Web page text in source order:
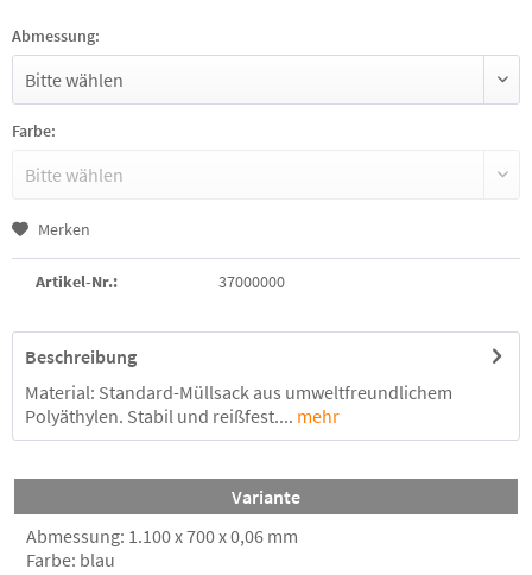
Abmessung:
Farbe:
Merken
Artikel-Nr.: 37000000
Beschreibung
Material: Standard-Müllsack aus umweltfreundlichem
Polyäthylen. Stabil und reißfest.... mehr
Variante
Abmessung: 1.100 x 700 x 0,06 mm
Farbe: blau